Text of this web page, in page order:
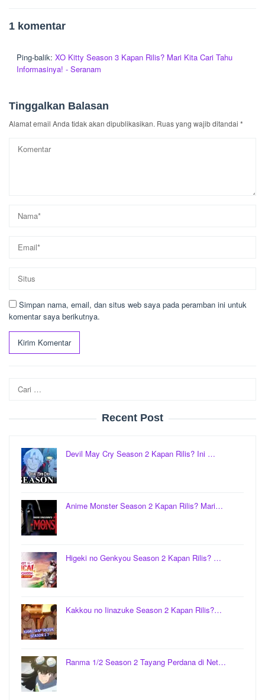
1 komentar
Ping-balik: XO Kitty Season 3 Kapan Rilis? Mari Kita Cari Tahu
Informasinya! - Seranam
Tinggalkan Balasan
Alamat email Anda tidak akan dipublikasikan. Ruas yang wajib ditandai *
Simpan nama, email, dan situs web saya pada peramban ini untuk
komentar saya berikutnya.
Cari
untuk:
Recent Post
Devil May Cry Season 2 Kapan Rilis? Ini …
Anime Monster Season 2 Kapan Rilis? Mari…
Higeki no Genkyou Season 2 Kapan Rilis? …
Kakkou no Iinazuke Season 2 Kapan Rilis?…
Ranma 1/2 Season 2 Tayang Perdana di Net…